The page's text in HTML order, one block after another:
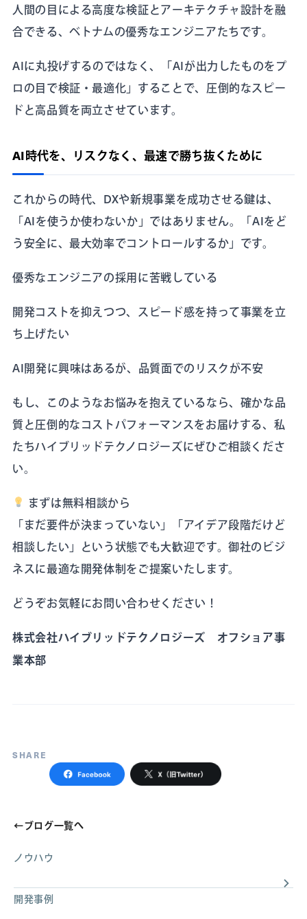
人間の目による高度な検証とアーキテクチャ設計を融
合できる、ベトナムの優秀なエンジニアたちです。
AIに丸投げするのではなく、「AIが出力したものをプ
ロの目で検証・最適化」することで、圧倒的なスピー
ドと高品質を両立させています。
AI時代を、リスクなく、最速で勝ち抜くために
これからの時代、DXや新規事業を成功させる鍵は、
「AIを使うか使わないか」ではありません。「AIをど
う安全に、最大効率でコントロールするか」です。
優秀なエンジニアの採用に苦戦している
開発コストを抑えつつ、スピード感を持って事業を立
ち上げたい
AI開発に興味はあるが、品質面でのリスクが不安
もし、このようなお悩みを抱えているなら、確かな品
質と圧倒的なコストパフォーマンスをお届けする、私
たちハイブリッドテクノロジーズにぜひご相談くださ
い。
まずは無料相談から
「まだ要件が決まっていない」「アイデア段階だけど
相談したい」という状態でも大歓迎です。御社のビジ
ネスに最適な開発体制をご提案いたします。
どうぞお気軽にお問い合わせください！
株式会社ハイブリッドテクノロジーズ オフショア事
業本部
SHARE
←ブログ一覧へ
ノウハウ
開発事例